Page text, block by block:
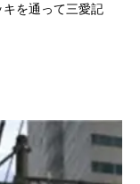
を通って三愛記